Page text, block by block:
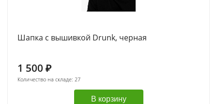
Шапка с вышивкой Drunk, черная
1 500 ₽
Количество на складе: 27
В корзину